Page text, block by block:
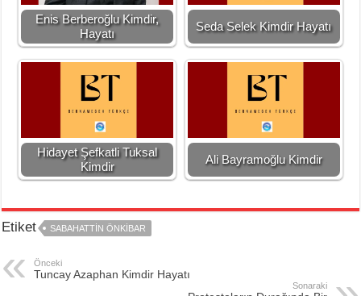
Enis Berberoğlu Kimdir,
Hayatı
Seda Selek Kimdir Hayatı
Hidayet Şefkatli Tuksal
Kimdir
Ali Bayramoğlu Kimdir
Etiket SABAHATTIN ÖNKIBAR
Önceki
Tuncay Azaphan Kimdir Hayatı
Sonaraki